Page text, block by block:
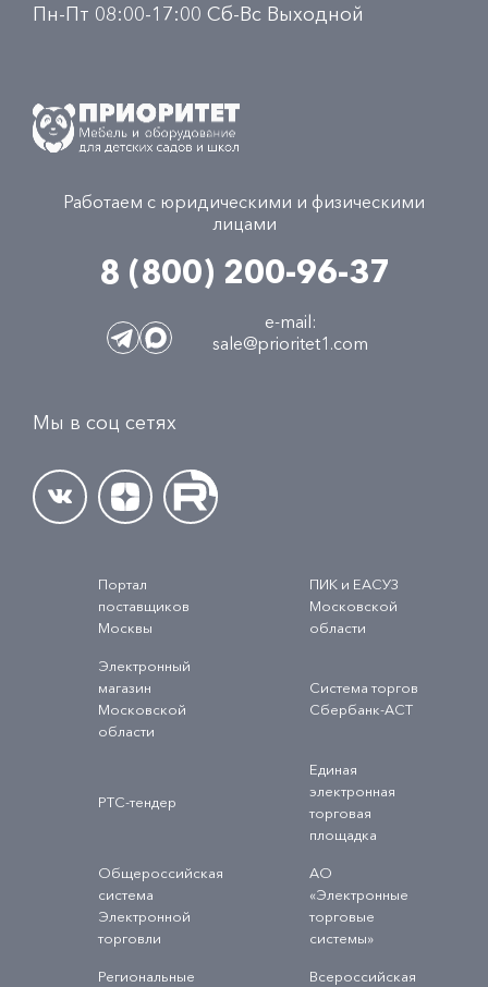
Пн-Пт 08:00-17:00 Сб-Вс Выходной
Работаем с юридическими и физическими
лицами
8 (800) 200-96-37
e-mail:
sale@prioritet1.com
Мы в соц сетях
Портал
поставщиков
Москвы
ПИК и ЕАСУЗ
Московской
области
Электронный
магазин
Московской
области
Система торгов
Сбербанк-АСТ
РТС-тендер
Единая
электронная
торговая
площадка
Общероссийская
система
Электронной
торговли
АО
«Электронные
торговые
системы»
Региональные Всероссийская